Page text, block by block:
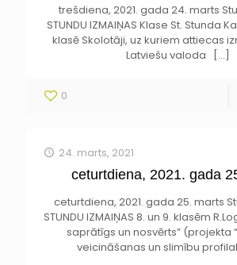
trešdiena, 2021. gada 24. marts
STUNDU IZMAIŅAS Klase St. Stunda
klasē Skolotāji, uz kuriem attiecas
Latviešu valoda
[…]
0
24. marts, 2021
ceturtdiena, 2021. gada
ceturtdiena, 2021. gada 25. marts
STUNDU IZMAIŅAS 8. un 9. klasēm
saprātīgs un nosvērts” (projekta
veicināšanas un slimību